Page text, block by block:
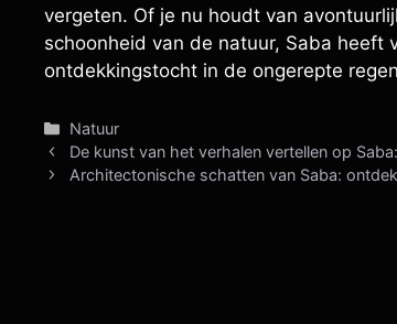
vergeten. Of je nu houdt van
schoonheid van de natuur, Saba heeft
ontdekkingstocht in de ongerepte
Categorieën
Natuur
De kunst van het verhalen vertellen op
Architectonische schatten van Saba: